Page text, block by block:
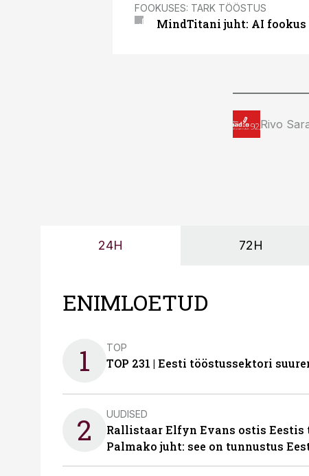
FOOKUSES: TARK TÖÖSTUS
MindTitani juht: AI fookus
Rivo
24H 72H
ENIMLOETUD
1 TOP
TOP 231 | Eesti tööstussektori
2 UUDISED
Rallistaar Elfyn Evans ostis
Palmako juht: see on tunnustus